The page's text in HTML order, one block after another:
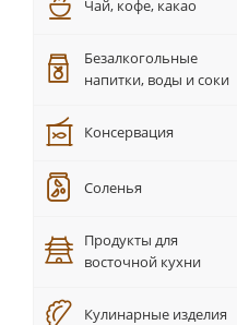
Чай, кофе, какао
Безалкогольные
напитки, воды и соки
Консервация
Соленья
Продукты для
восточной кухни
Кулинарные изделия